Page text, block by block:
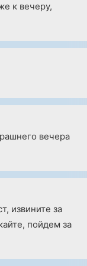
к вечеру,
вечера
извините за
пойдем за